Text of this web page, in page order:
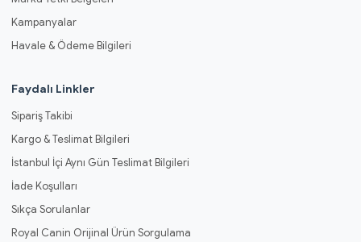
Kampanyalar
Havale & Ödeme Bilgileri
Faydalı Linkler
Sipariş Takibi
Kargo & Teslimat Bilgileri
İstanbul İçi Aynı Gün Teslimat Bilgileri
İade Koşulları
Sıkça Sorulanlar
Royal Canin Orijinal Ürün Sorgulama